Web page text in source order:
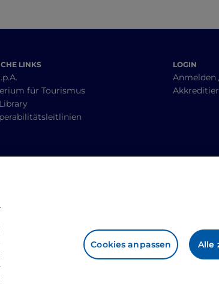
LINKS
für Tourismus
LOGIN
Anmelden
Cookies anpassen Alle